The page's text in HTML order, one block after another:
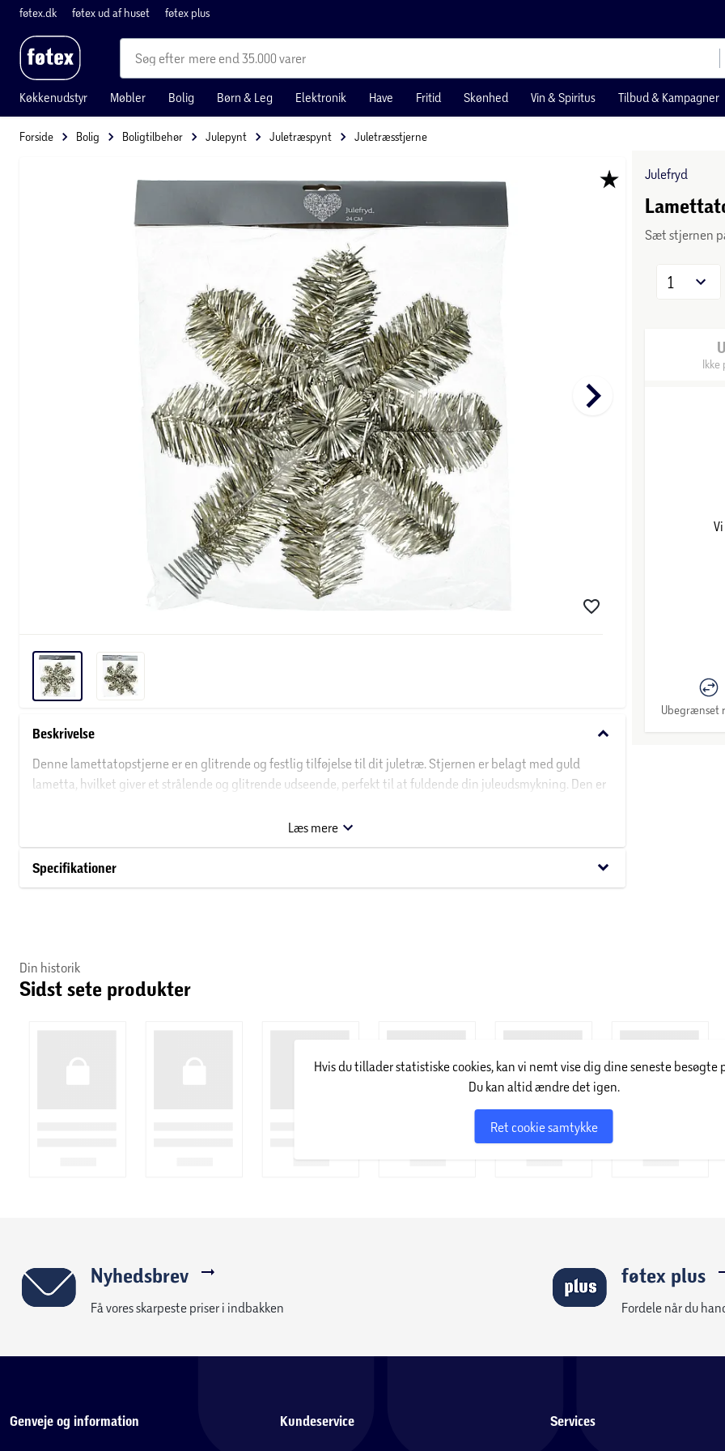
føtex.dk føtex ud af huset føtex plus
mere end 35.000 varer
Køkkenudstyr Møbler Bolig Børn & Leg Elektronik Have Fritid Skønhed Vin & Spiritus Tilbud & Kampagner
Forside Bolig Boligtilbehør Julepynt Juletræspynt Juletræsstjerne
keyboard_arrow_right
Beskrivelse keyboard_arrow_down
Denne lamettatopstjerne er en glitrende og festlig tilføjelse til dit juletræ. Stjernen er belagt med guld
lametta, hvilket giver et strålende og glitrende udseende, perfekt til at fuldende din juleudsmykning. Den er
Læs mere
Specifikationer keyboard_arrow_down
Julefryd
Sæt stjernen
1
Ikke
Ubegrænset
Din historik
Sidst sete produkter
Hvis du tillader statistiske cookies, kan vi nemt vise dig dine seneste besøgte
Du kan altid ændre det igen.
Ret cookie samtykke
Nyhedsbrev
Få vores skarpeste priser i indbakken
føtex plus
Fordele når du
Genveje og information Kundeservice Services